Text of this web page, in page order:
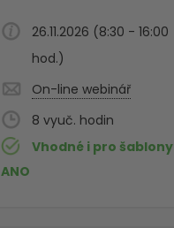
26.11.2026 (8:30 - 16:00
hod.)
On-line webinář
8
Vhodné i pro šablony
ANO